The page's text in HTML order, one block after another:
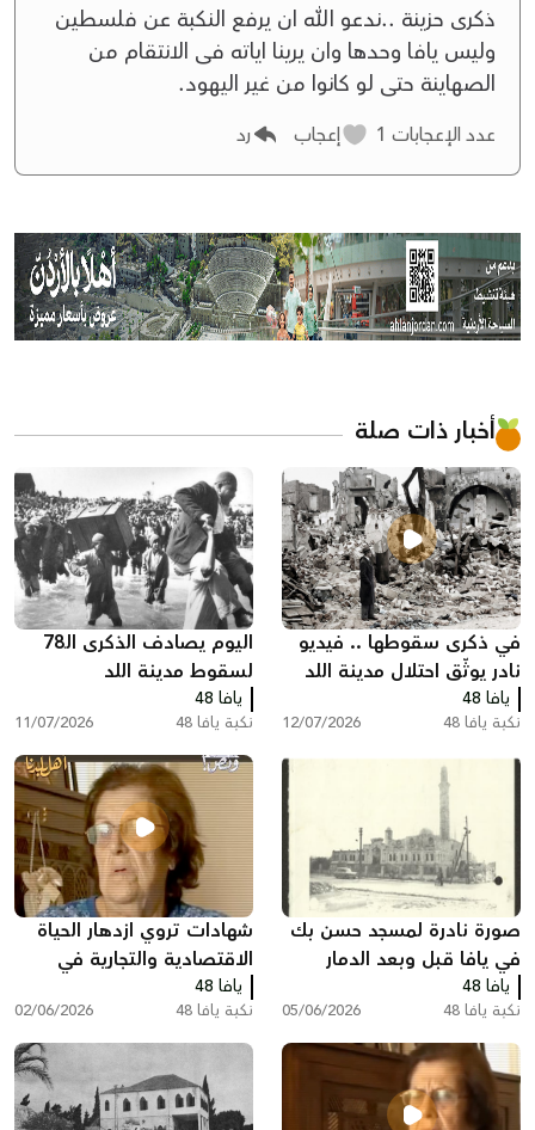
ذكرى حزينة ..ندعو الله ان يرفع النكبة عن فلسطين
وليس يافا وحدها وان يرينا اياته فى الانتقام من
الصهاينة حتى لو كانوا من غير اليهود.
عدد الإعجابات إعجاب رد
أخبار ذات صلة
في ذكرى سقوطها .. فيديو
نادر يوثّق احتلال مدينة اللد
ومصادرة منازل سكانها عام
النكبة
يافا 48
نكبة يافا 48 12/07/2026
اليوم يصادف الذكرى الـ78
لسقوط مدينة اللد
يافا 48
نكبة يافا 48 11/07/2026
صورة نادرة لمسجد حسن بك
في يافا قبل وبعد الدمار
يافا 48
نكبة يافا 48 05/06/2026
شهادات تروي ازدهار الحياة
الاقتصادية والتجارية في
فلسطين قبل النكبة
يافا 48
نكبة يافا 48 02/06/2026